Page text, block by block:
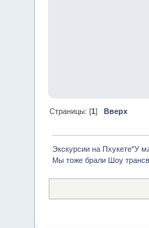
Страницы: [1]Вверх
Экскурсии на Пхукете"У
Мы тоже брали Шоу